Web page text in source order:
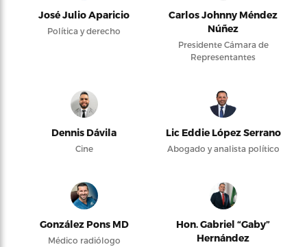
José Julio Aparicio
Política y derecho
Carlos Johnny Méndez
Núñez
Presidente Cámara de
Representantes
Dennis Dávila
Cine
Lic Eddie López Serrano
Abogado y analista político
González Pons MD
Médico radiólogo
Hon. Gabriel “Gaby”
Hernández